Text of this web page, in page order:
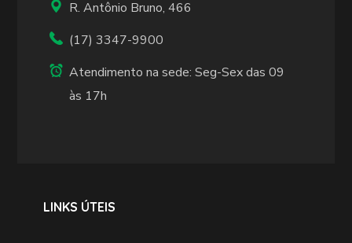
R. Antônio Bruno, 466
(17) 3347-9900
Atendimento na sede: Seg-Sex das 09
às 17h
LINKS ÚTEIS